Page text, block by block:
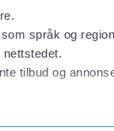
språk og
tilbud og